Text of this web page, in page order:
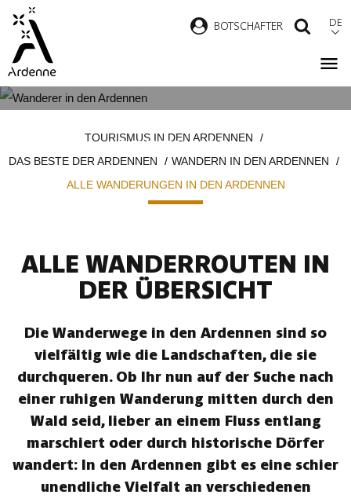
Direkt
zum
Inhalt
BOTSCHAFTER DE
ARDENNEN
TOURISMUS IN DEN ARDENNEN
DAS BESTE DER ARDENNEN
WANDERN IN DEN ARDENNEN
ALLE WANDERUNGEN IN DEN ARDENNEN
ALLE WANDERROUTEN IN
DER ÜBERSICHT
Die Wanderwege in den Ardennen sind so
vielfältig wie die Landschaften, die sie
durchqueren. Ob Ihr nun auf der Suche nach
einer ruhigen Wanderung mitten durch den
Wald seid, lieber an einem Fluss entlang
marschiert oder durch historische Dörfer
wandert: In den Ardennen gibt es eine schier
unendliche Vielfalt an verschiedenen